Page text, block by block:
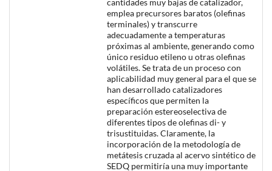
emplea precursores baratos (olefinas
terminales) y transcurre
adecuadamente a temperaturas
próximas al ambiente, generando como
único residuo etileno u otras olefinas
volátiles. Se trata de un proceso con
aplicabilidad muy general para el que se
han desarrollado catalizadores
específicos que permiten la
preparación estereoselectiva de
diferentes tipos de olefinas di- y
trisustituidas. Claramente, la
incorporación de la metodología de
metátesis cruzada al acervo sintético de
SEDQ permitiría una muy importante